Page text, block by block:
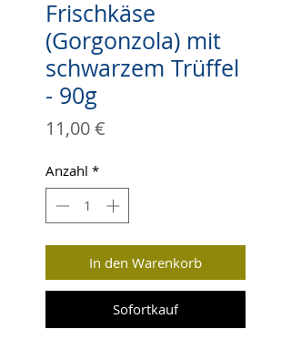
Frischkäse
(Gorgonzola) mit
schwarzem Trüffel
- 90g
11,00 €
Anzahl *
In den Warenkorb
Sofortkauf